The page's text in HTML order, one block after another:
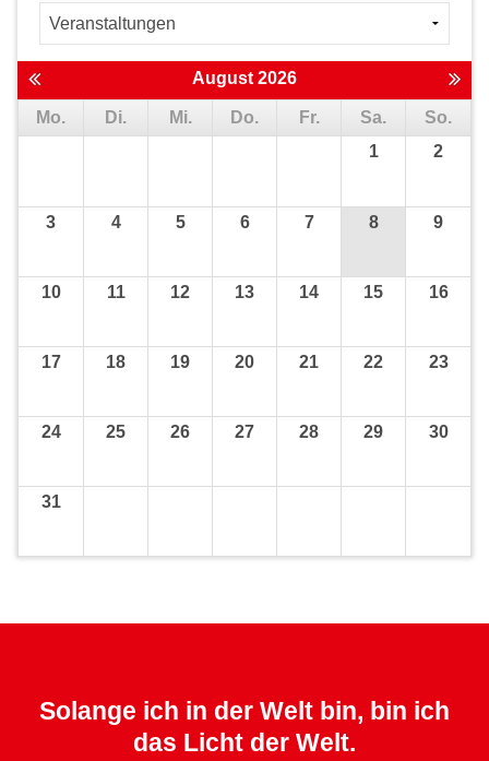
August 2026
Mo. Di. Mi. Do. Fr. Sa.
So.
1
2
3 4 5 6 7 8 9
10 11 12 13 14 15 16
17 18 19 20 21 22 23
24 25 26 27 28 29 30
31
Solange ich in der Welt bin, bin ich
das Licht der Welt.